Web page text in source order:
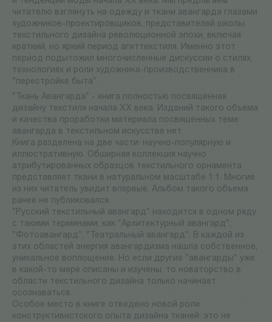
читателю взглянуть на одежду и ткани авангарда глазами
художников-проектировщиков, представителей школы
текстильного дизайна революционной эпохи, включая
краткий, но яркий период агиттекстиля. Именно этот
период подытожил многочисленные дискуссии о стилях,
технологиях и роли художника-производственника в
"перестройке быта".
"Ткань Авангарда" - книга полностью посвященная
дизайну текстиля начала XX века. Изданий такого объема
и качества проработки материала посвященных теме
авангарда в текстильном искусстве нет.
Книга разделена на две части: научно-популярную и
иллюстративную. Обширная коллекция научно
атрибутированных образцов текстильного орнамента
представляет ткани в натуральном масштабе 1:1. Многие
из них читатель увидит впервые. Альбом такого объема
ранее не публиковался.
"Русский текстильный авангард" находится в одном ряду
с такими терминами, как "Архитектурный авангард",
"Фотоавангард", "Театральный авангард". В каждой из
этих областей энергия авангардизма нашла собственное,
уникальное воплощение. Но если другие "авангарды" уже
в какой-то мере описаны и изучены, то новаторство в
области текстильного дизайна только начинает
осознаваться.
Особое место в книге отведено новой роли
конструктивистского опыта дизайна тканей: это не